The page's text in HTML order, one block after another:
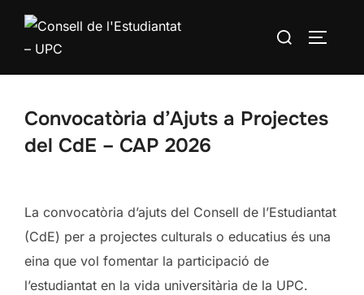
Convocatòria d’Ajuts a Projectes
del CdE – CAP 2026
La convocatòria d’ajuts del Consell de l’Estudiantat
(CdE) per a projectes culturals o educatius és una
eina que vol fomentar la participació de
l’estudiantat en la vida universitària de la UPC.